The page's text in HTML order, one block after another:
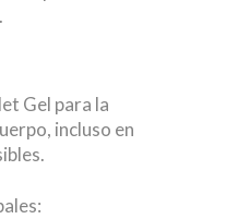
Gel para la
incluso en